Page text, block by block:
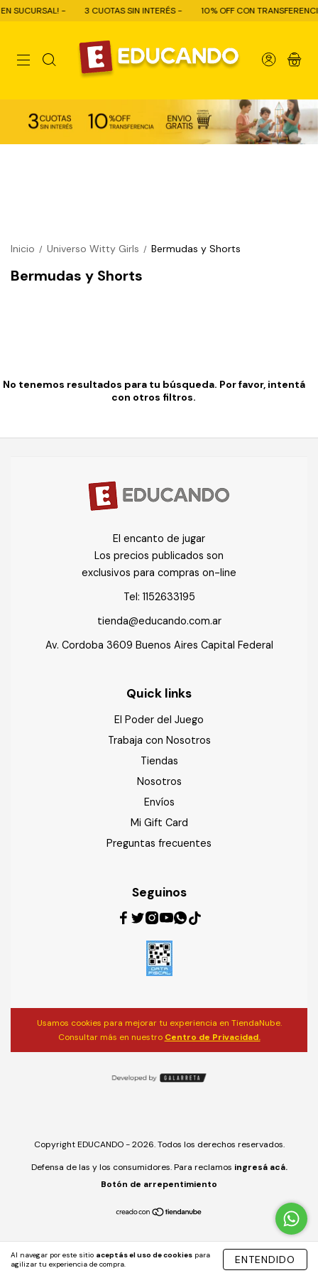
SUCURSAL! - 3 CUOTAS SIN INTERÉS - 10% OFF CON
0
Al navegar por este sitio aceptás el uso de cookies para
agilizar tu experiencia de compra.
ENTENDIDO
Inicio / Universo Witty Girls / Bermudas y Shorts
Bermudas y Shorts
No tenemos resultados para tu búsqueda. Por favor, intentá
con otros filtros.
El encanto de jugar
Los precios publicados son
exclusivos para compras on-line
Tel: 1152633195
tienda@educando.com.ar
Av. Cordoba 3609 Buenos Aires Capital Federal
Quick links
El Poder del Juego
Trabaja con Nosotros
Tiendas
Nosotros
Envíos
Mi Gift Card
Preguntas frecuentes
Seguinos
Usamos cookies para mejorar tu experiencia en TiendaNube.
Consultar más en nuestro Centro de Privacidad.
Copyright EDUCANDO - 2026. Todos los derechos reservados.
Defensa de las y los consumidores. Para reclamos ingresá acá.
Botón de arrepentimiento